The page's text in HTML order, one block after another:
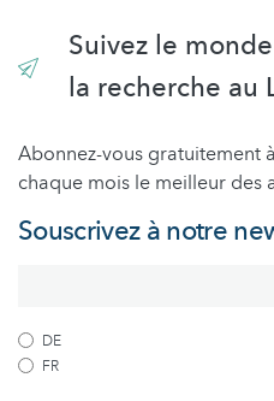
Suivez le
la recherche au
Abonnez-vous gratuitement
chaque mois le meilleur des
Souscrivez à notre
DE
FR